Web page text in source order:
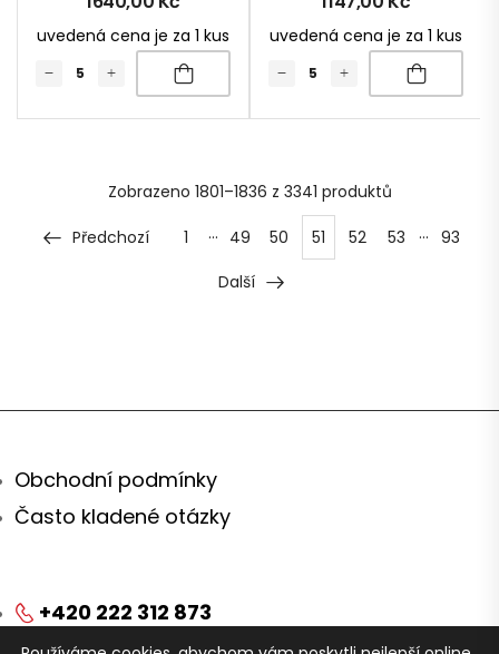
uvedená cena je za 1 kus uvedená cena je za 1 kus
Zobrazeno 1801–1836 z 3341 produktů
Předchozí 1 … 49 50 51 52 53 … 93
Další
Obchodní podmínky
Často kladené otázky
+420 222 312 873